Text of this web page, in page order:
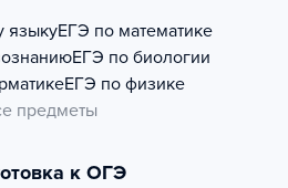
языкуЕГЭ по математике
ЕГЭ по биологии
ЕГЭ по физике
предметы
к ОГЭ